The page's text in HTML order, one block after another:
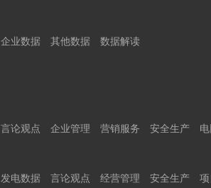
企业数据 其他数据 数据解读
言论观点 企业管理 营销服务 安全生产
发电数据 言论观点 经营管理 安全生产